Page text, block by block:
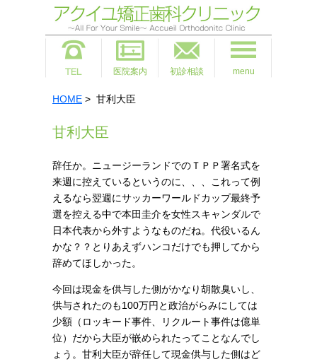
医院案内 初診相談 menu
HOME > 甘利大臣
甘利大臣
辞任か。ニュージーランドでのＴＰＰ署名式を
来週に控えているというのに、、、これって例
えるなら翌週にサッカーワールドカップ最終予
選を控える中で本田圭介を女性スキャンダルで
日本代表から外すようなものだね。代役いるん
かな？？とりあえずハンコだけでも押してから
辞めてほしかった。
今回は現金を供与した側がかなり胡散臭いし、
供与されたのも100万円と政治がらみにしては
少額（ロッキード事件、リクルート事件は億単
位）だから大臣が嵌められたってことなんでし
ょう。 甘利大臣が辞任して現金供与した側はど